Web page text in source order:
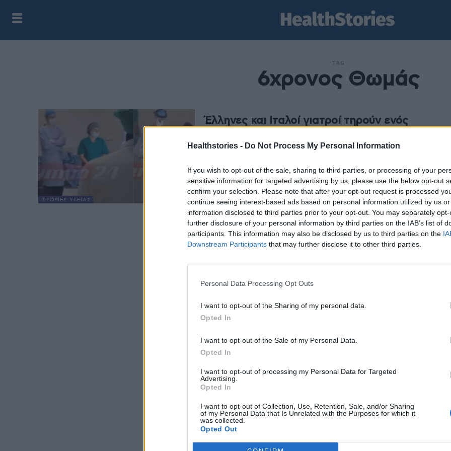
Healthstories - Do Not Process My Personal Information
If you wish to opt-out of the sale, sharing to third parties, or processing of your
sensitive information for targeted advertising by us, please use the below opt-out
confirm your selection. Please note that after your opt-out request is processed
continue seeing interest-based ads based on personal information utilized by us
information disclosed to third parties prior to your opt-out. You may separately
further disclosure of your personal information by third parties on the IAB’s list of
participants. This information may also be disclosed by us to third parties on the
Downstream Participants that may further disclose it to other third parties.
Personal Data Processing Opt Outs
I want to opt-out of the Sharing of my personal data.
Opted In
I want to opt-out of the Sale of my Personal Data.
Opted In
I want to opt-out of processing my Personal Data for Targeted
Advertising.
Opted In
I want to opt-out of Collection, Use, Retention, Sale, and/or Sharing
of my Personal Data that Is Unrelated with the Purposes for which it
was collected.
Opted Out
TAG
6χρονος Θωμάς
ΙΣΤΟΡΊΕΣ ΥΓΕΊΑΣ
Έλληνες και Ιταλοί γιατροί τηρούν ενός
όργανά του
Ενός λεπτού σιγή τήρησαν για τον μικρό «ήρωα» Θωμά
Έλληνες και Ιταλοί γιατροί λίγο πριν ξεκινήσουν τη διαδικασία
για τη μεταμόσχευση οργάνων του 6χρονου. Ο...